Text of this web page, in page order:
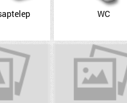
WC